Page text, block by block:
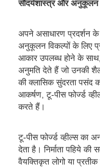
सौंदर्यशास्त्र और
अपने असाधारण प्रदर्शन के
अनुकूलन विकल्पों के लिए
आकार उपलब्ध होने के
अनुमति देते हैं जो उनकी
की क्लासिक सुंदरता पसंद
आकर्षण, टू-पीस फोर्ज्ड
करते हैं।
टू-पीस फोर्ज्ड व्हील्स का
देता है। निर्माता पहिये
वैयक्तिकृत लोगो या